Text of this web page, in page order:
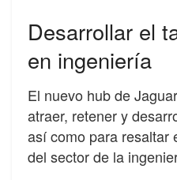
Desarrollar el
en ingeniería
El nuevo hub de
atraer, retener y
así como para resaltar
del sector de la